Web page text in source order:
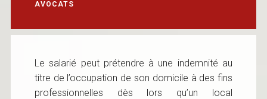
AVOCATS
Le salarié peut prétendre à une indemnité au
titre de l’occupation de son domicile à des fins
professionnelles dès lors qu’un local